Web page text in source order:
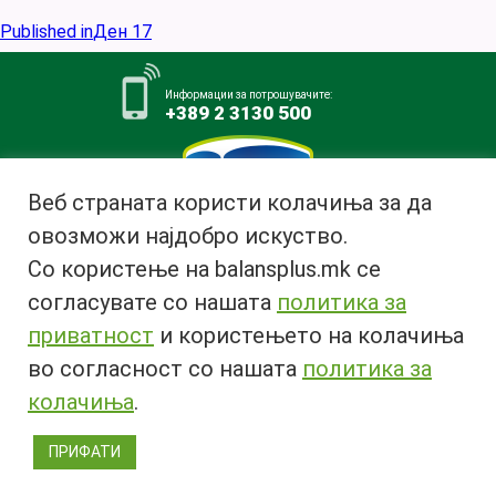
Post
navigation
Published inДен 17
Информации за потрошувачите:
+389 2 3130 500
Млекара АД Битола
ул. Ѓурчин Наумов Пљакот бр.1,
7000 Битола, Република
Македонија
Тел:+389 47 226 380
Факс: +389 47 237 073
© 2018 Copyright | All rights reserved 2018 ® |
Веб страната користи колачиња за да
овозможи најдобро искуство.
Со користење на balansplus.mk се
согласувате со нашата политика за
приватност и користењето на колачиња
во согласност со нашата политика за
колачиња.
ПРИФАТИ